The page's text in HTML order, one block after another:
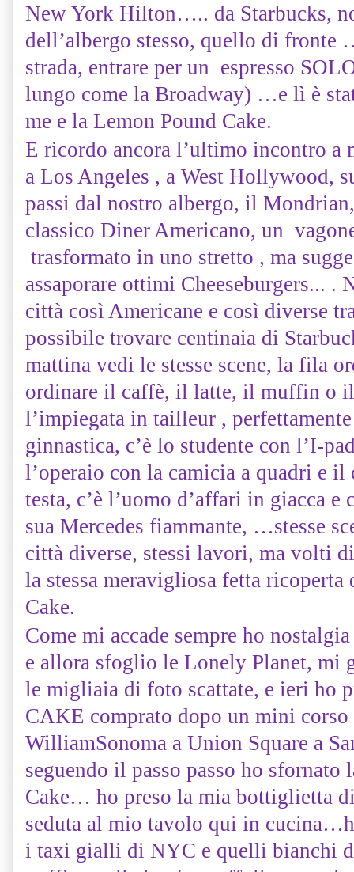
New York Hilton….. da Starbucks,
dell’albergo stesso, quello di fronte
strada, entrare per un espresso
lungo come la Broadway) …e lì è
me e la Lemon Pound Cake.
E ricordo ancora l’ultimo incontro a
a Los Angeles , a West Hollywood,
passi dal nostro albergo, il
classico Diner Americano, un
trasformato in uno stretto , ma
assaporare ottimi Cheeseburgers... .
città così Americane e così diverse
possibile trovare centinaia di
mattina vedi le stesse scene, la fila
ordinare il caffè, il latte, il muffin o
l’impiegata in tailleur ,
ginnastica, c’è lo studente con l’I-
l’operaio con la camicia a quadri e il
testa, c’è l’uomo d’affari in giacca
sua Mercedes fiammante, …stesse
città diverse, stessi lavori, ma volti
la stessa meravigliosa fetta
Cake.
Come mi accade sempre ho
e allora sfoglio le Lonely Planet, mi
le migliaia di foto scattate, e ieri ho
CAKE comprato dopo un mini corso
WilliamSonoma a Union Square a
seguendo il passo passo ho
Cake… ho preso la mia bottiglietta
seduta al mio tavolo qui in
i taxi gialli di NYC e quelli bianchi